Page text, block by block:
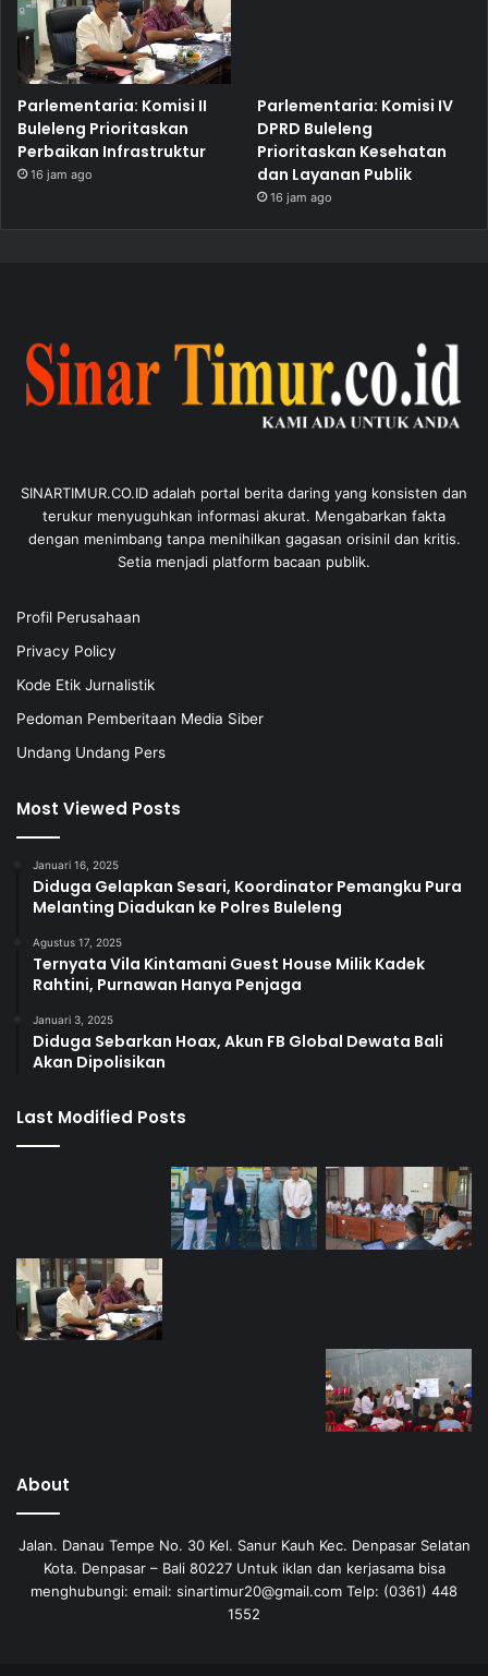
Parlementaria: Komisi II
Buleleng Prioritaskan
Perbaikan Infrastruktur
16 jam ago
Parlementaria: Komisi IV
DPRD Buleleng
Prioritaskan Kesehatan
dan Layanan Publik
16 jam ago
SINARTIMUR.CO.ID adalah portal berita daring yang konsisten dan
terukur menyuguhkan informasi akurat. Mengabarkan fakta
dengan menimbang tanpa menihilkan gagasan orisinil dan kritis.
Setia menjadi platform bacaan publik.
Profil Perusahaan
Privacy Policy
Kode Etik Jurnalistik
Pedoman Pemberitaan Media Siber
Undang Undang Pers
Most Viewed Posts
Januari 16, 2025
Diduga Gelapkan Sesari, Koordinator Pemangku Pura
Melanting Diadukan ke Polres Buleleng
Agustus 17, 2025
Ternyata Vila Kintamani Guest House Milik Kadek
Rahtini, Purnawan Hanya Penjaga
Januari 3, 2025
Diduga Sebarkan Hoax, Akun FB Global Dewata Bali
Akan Dipolisikan
Last Modified Posts
About
Jalan. Danau Tempe No. 30 Kel. Sanur Kauh Kec. Denpasar Selatan
Kota. Denpasar – Bali 80227 Untuk iklan dan kerjasama bisa
menghubungi: email: sinartimur20@gmail.com Telp: (0361) 448
1552